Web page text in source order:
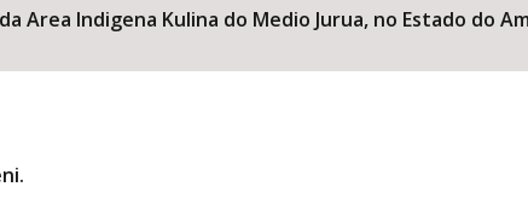
Area Indigena Kulina do Medio Jurua, no Estado do